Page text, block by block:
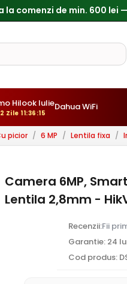
comenzi de min. 600 lei —
Hilook Iulie
Zile 11:36:14
Dahua WiFi
picior / 6 MP / Lentila fixa /
Camera 6MP,
Lentila 2,8mm -
Recenzii:Fii
Garantie: 24
Cod produs: